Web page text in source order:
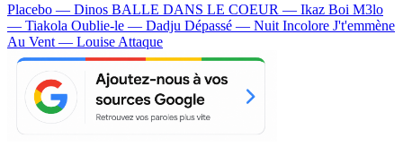
Placebo — Dinos BALLE DANS LE COEUR — Ikaz Boi M3lo
— Tiakola Oublie-le — Dadju Dépassé — Nuit Incolore J't'emmène
Au Vent — Louise Attaque